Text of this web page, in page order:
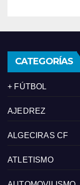
CATEGORÍAS
+ FÚTBOL
AJEDREZ
ALGECIRAS CF
ATLETISMO